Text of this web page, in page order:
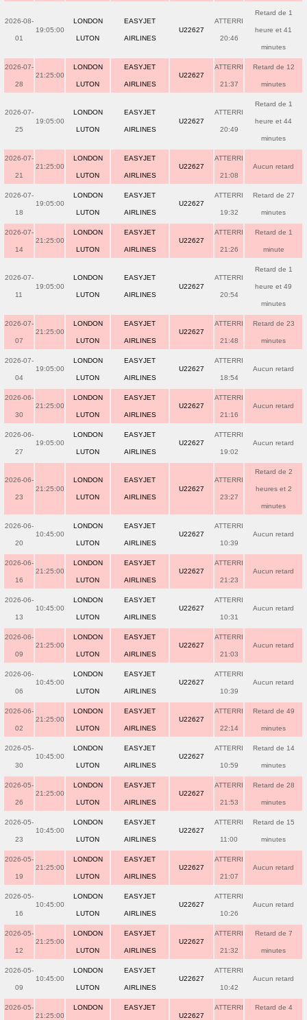
2026-08-
01
19:05:00
LONDON
LUTON
EASYJET
AIRLINES
U22627
ATTERRI
20:46
Retard de 1
heure et 41
minutes
2026-07-
28
21:25:00
LONDON
LUTON
EASYJET
AIRLINES
U22627
ATTERRI
21:37
Retard de 12
minutes
2026-07-
25
19:05:00
LONDON
LUTON
EASYJET
AIRLINES
U22627
ATTERRI
20:49
Retard de 1
heure et 44
minutes
2026-07-
21
21:25:00
LONDON
LUTON
EASYJET
AIRLINES
U22627
ATTERRI
21:08
Aucun retard
2026-07-
18
19:05:00
LONDON
LUTON
EASYJET
AIRLINES
U22627
ATTERRI
19:32
Retard de 27
minutes
2026-07-
14
21:25:00
LONDON
LUTON
EASYJET
AIRLINES
U22627
ATTERRI
21:26
Retard de 1
minute
2026-07-
11
19:05:00
LONDON
LUTON
EASYJET
AIRLINES
U22627
ATTERRI
20:54
Retard de 1
heure et 49
minutes
2026-07-
07
21:25:00
LONDON
LUTON
EASYJET
AIRLINES
U22627
ATTERRI
21:48
Retard de 23
minutes
2026-07-
04
19:05:00
LONDON
LUTON
EASYJET
AIRLINES
U22627
ATTERRI
18:54
Aucun retard
2026-06-
30
21:25:00
LONDON
LUTON
EASYJET
AIRLINES
U22627
ATTERRI
21:16
Aucun retard
2026-06-
27
19:05:00
LONDON
LUTON
EASYJET
AIRLINES
U22627
ATTERRI
19:02
Aucun retard
2026-06-
23
21:25:00
LONDON
LUTON
EASYJET
AIRLINES
U22627
ATTERRI
23:27
Retard de 2
heures et 2
minutes
2026-06-
20
10:45:00
LONDON
LUTON
EASYJET
AIRLINES
U22627
ATTERRI
10:39
Aucun retard
2026-06-
16
21:25:00
LONDON
LUTON
EASYJET
AIRLINES
U22627
ATTERRI
21:23
Aucun retard
2026-06-
13
10:45:00
LONDON
LUTON
EASYJET
AIRLINES
U22627
ATTERRI
10:31
Aucun retard
2026-06-
09
21:25:00
LONDON
LUTON
EASYJET
AIRLINES
U22627
ATTERRI
21:03
Aucun retard
2026-06-
06
10:45:00
LONDON
LUTON
EASYJET
AIRLINES
U22627
ATTERRI
10:39
Aucun retard
2026-06-
02
21:25:00
LONDON
LUTON
EASYJET
AIRLINES
U22627
ATTERRI
22:14
Retard de 49
minutes
2026-05-
30
10:45:00
LONDON
LUTON
EASYJET
AIRLINES
U22627
ATTERRI
10:59
Retard de 14
minutes
2026-05-
26
21:25:00
LONDON
LUTON
EASYJET
AIRLINES
U22627
ATTERRI
21:53
Retard de 28
minutes
2026-05-
23
10:45:00
LONDON
LUTON
EASYJET
AIRLINES
U22627
ATTERRI
11:00
Retard de 15
minutes
2026-05-
19
21:25:00
LONDON
LUTON
EASYJET
AIRLINES
U22627
ATTERRI
21:07
Aucun retard
2026-05-
16
10:45:00
LONDON
LUTON
EASYJET
AIRLINES
U22627
ATTERRI
10:26
Aucun retard
2026-05-
12
21:25:00
LONDON
LUTON
EASYJET
AIRLINES
U22627
ATTERRI
21:32
Retard de 7
minutes
2026-05-
09
10:45:00
LONDON
LUTON
EASYJET
AIRLINES
U22627
ATTERRI
10:42
Aucun retard
2026-05-
21:25:00
LONDON EASYJET
U22627
ATTERRI Retard de 4